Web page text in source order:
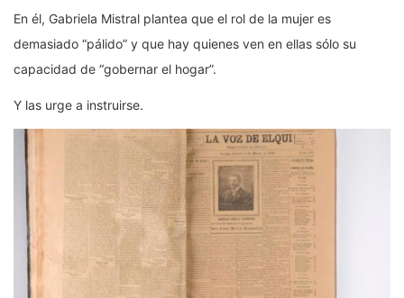
En él, Gabriela Mistral plantea que el rol de la mujer es
demasiado “pálido” y que hay quienes ven en ellas sólo su
capacidad de “gobernar el hogar”.
Y las urge a instruirse.